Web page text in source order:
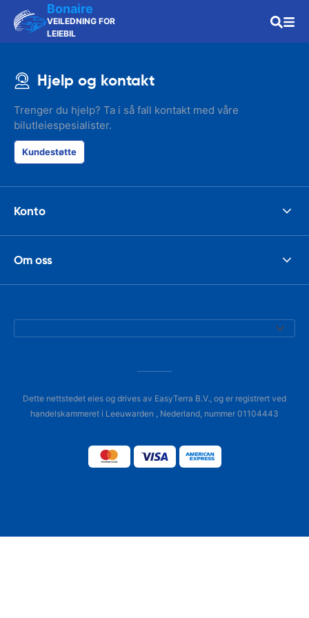
Bonaire
VEILEDNING FOR
LEIEBIL
Hjelp og kontakt
Trenger du hjelp? Ta i så fall kontakt med våre
bilutleiespesialister.
Kundestøtte
Konto
Om oss
Dette nettstedet eies og drives av EasyTerra B.V., og er registrert ved
handelskammeret i Leeuwarden , Nederland, nummer 01104443